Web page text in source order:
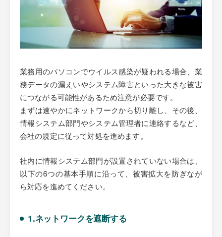
業務用のパソコンでウイルス感染が疑われる場合、業
務データの漏えいやシステム障害といった大きな被害
につながる可能性があるため注意が必要です。
まずは速やかにネットワークから切り離し、その後、
情報システム部門やシステム管理者に連絡するなど、
会社の規定に従って対処を進めます。
社内に情報システム部門が設置されていない場合は、
以下の6つの基本手順に沿って、被害拡大を防ぎなが
ら対応を進めてください。
1.ネットワークを遮断する